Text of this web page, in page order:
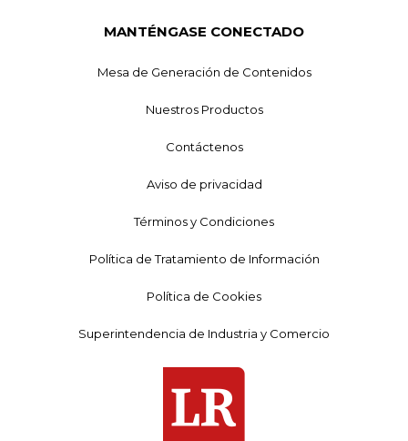
MANTÉNGASE CONECTADO
Mesa de Generación de Contenidos
Nuestros Productos
Contáctenos
Aviso de privacidad
Términos y Condiciones
Política de Tratamiento de Información
Política de Cookies
Superintendencia de Industria y Comercio